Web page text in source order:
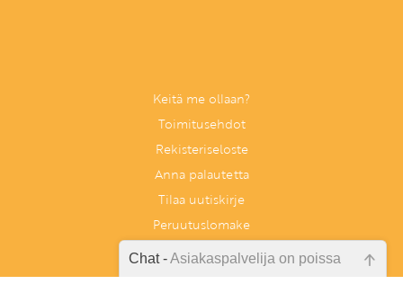
Keitä me ollaan?
Toimitusehdot
Rekisteriseloste
Anna palautetta
Tilaa uutiskirje
Peruutuslomake
Chat -Asiakaspalvelija on poissa